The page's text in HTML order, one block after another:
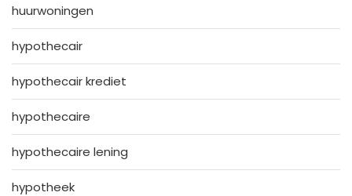
huurwoningen
hypothecair
hypothecair krediet
hypothecaire
hypothecaire lening
hypotheek